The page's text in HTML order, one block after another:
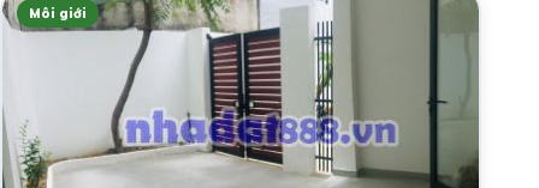
Môi giới